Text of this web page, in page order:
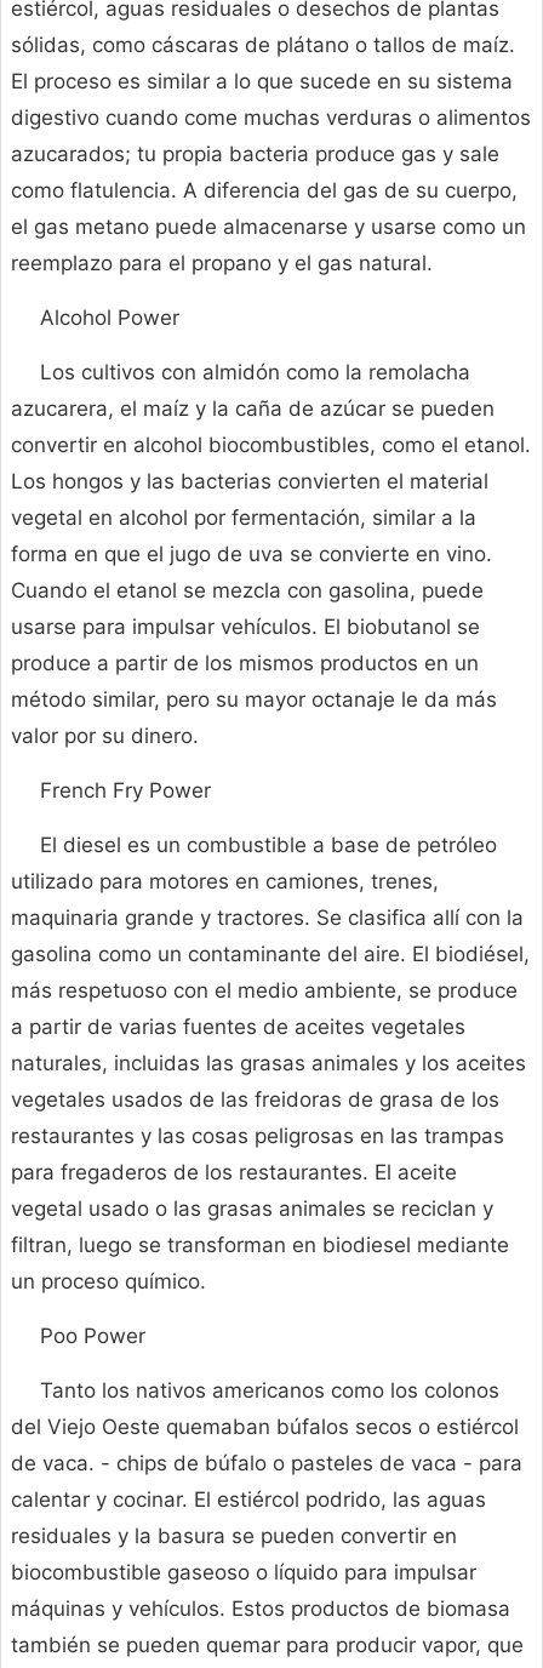
estiércol, aguas residuales o desechos de plantas
sólidas, como cáscaras de plátano o tallos de maíz.
El proceso es similar a lo que sucede en su sistema
digestivo cuando come muchas verduras o alimentos
azucarados; tu propia bacteria produce gas y sale
como flatulencia. A diferencia del gas de su cuerpo,
el gas metano puede almacenarse y usarse como un
reemplazo para el propano y el gas natural.
Alcohol Power
Los cultivos con almidón como la remolacha
azucarera, el maíz y la caña de azúcar se pueden
convertir en alcohol biocombustibles, como el etanol.
Los hongos y las bacterias convierten el material
vegetal en alcohol por fermentación, similar a la
forma en que el jugo de uva se convierte en vino.
Cuando el etanol se mezcla con gasolina, puede
usarse para impulsar vehículos. El biobutanol se
produce a partir de los mismos productos en un
método similar, pero su mayor octanaje le da más
valor por su dinero.
French Fry Power
El diesel es un combustible a base de petróleo
utilizado para motores en camiones, trenes,
maquinaria grande y tractores. Se clasifica allí con la
gasolina como un contaminante del aire. El biodiésel,
más respetuoso con el medio ambiente, se produce
a partir de varias fuentes de aceites vegetales
naturales, incluidas las grasas animales y los aceites
vegetales usados ​​de las freidoras de grasa de los
restaurantes y las cosas peligrosas en las trampas
para fregaderos de los restaurantes. El aceite
vegetal usado o las grasas animales se reciclan y
filtran, luego se transforman en biodiesel mediante
un proceso químico.
Poo Power
Tanto los nativos americanos como los colonos
del Viejo Oeste quemaban búfalos secos o estiércol
de vaca. - chips de búfalo o pasteles de vaca - para
calentar y cocinar. El estiércol podrido, las aguas
residuales y la basura se pueden convertir en
biocombustible gaseoso o líquido para impulsar
máquinas y vehículos. Estos productos de biomasa
también se pueden quemar para producir vapor, que